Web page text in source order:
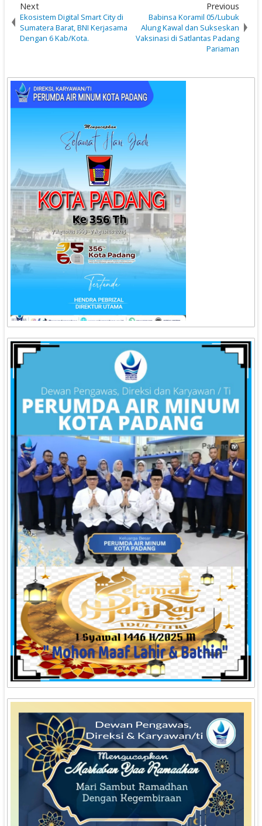
Next
Ekosistem Digital Smart City di
Sumatera Barat, BNI Kerjasama
Dengan 6 Kab/Kota.
Previous
Babinsa Koramil 05/Lubuk
Alung Kawal dan Sukseskan
Vaksinasi di Satlantas Padang
Pariaman